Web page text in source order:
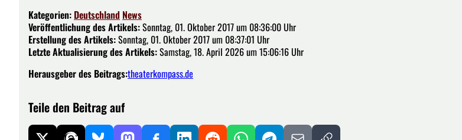
Kategorien: Deutschland News
Veröffentlichung des Artikels:Sonntag, 01. Oktober 2017 um 08:36:00 Uhr
Erstellung des Artikels:Sonntag, 01. Oktober 2017 um 08:37:01 Uhr
Letzte Aktualisierung des Artikels:Samstag, 18. April 2026 um 15:06:16 Uhr
Herausgeber des Beitrags:theaterkompass.de
Teile den Beitrag auf